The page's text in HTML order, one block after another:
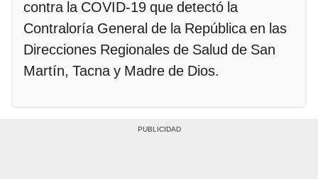
contra la COVID-19 que detectó la
Contraloría General de la República en las
Direcciones Regionales de Salud de San
Martín, Tacna y Madre de Dios.